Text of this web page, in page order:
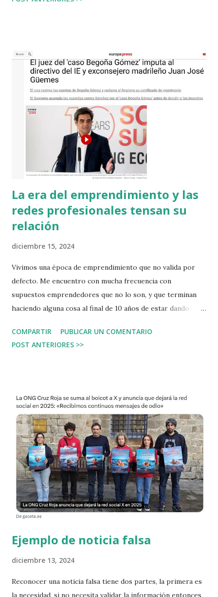
lo que faltaba. Las personas en general se creen todo lo
todos puedan estar más alerta. Así de sencillo.
La era del emprendimiento y las
redes profesionales tensan su
relación
diciembre 15, 2024
Vivimos una época de emprendimiento que no valida por
defecto. Me encuentro con mucha frecuencia con
supuestos emprendedores que no lo son, y que terminan
haciendo alguna cosa al final de 10 años de estar dando
situación le ha vuelto a ocurrir al Instituto de Empresa,
Juan José Güemes , uno de sus directivos que dirige el
mayoría de las personas dando consejo a los
emprendedores no han emprendido. Ni siquiera se trata de
malos emprendedores que al menos hayan acumulado
experiencia. La velocidad a la que vivimos hace que no se
validen los CVs. Si sabe hablar que hable. En un reciente
encuentro de emprendimiento pude ver a tres
emprendedores muy conocidos, reales, escuchar las
preguntas que se le hacían a los emprendedores después
de un pitch, y ellos se ent...
COMPARTIR
PUBLICAR UN COMENTARIO
POST ANTERIORES >>
Ejemplo de noticia falsa
diciembre 13, 2024
Reconocer una noticia falsa tiene dos partes, la primera es
la necesidad, si no necesita validar la información entonces